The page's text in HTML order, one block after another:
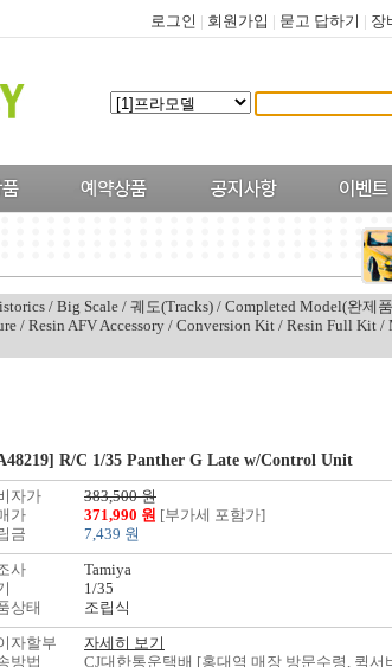
로그인 | 회원가입 | 묻고 답하기 | 장
/ Big Scale / 궤도(Tracks) / Completed Model(완제
/ Resin AFV Accessory / Conversion Kit / Resin Full Kit /
R/C 1/35 Panther G Late w/Control Unit
자가
383,500 원
가
371,990 원 [부가세 포함가]
금
7,439 원
사
Tamiya
1/35
상태
조립식
자할부
자세히 보기
방법
CJ대한통운택배 [홍대역 매장 방문수령, 퀵서